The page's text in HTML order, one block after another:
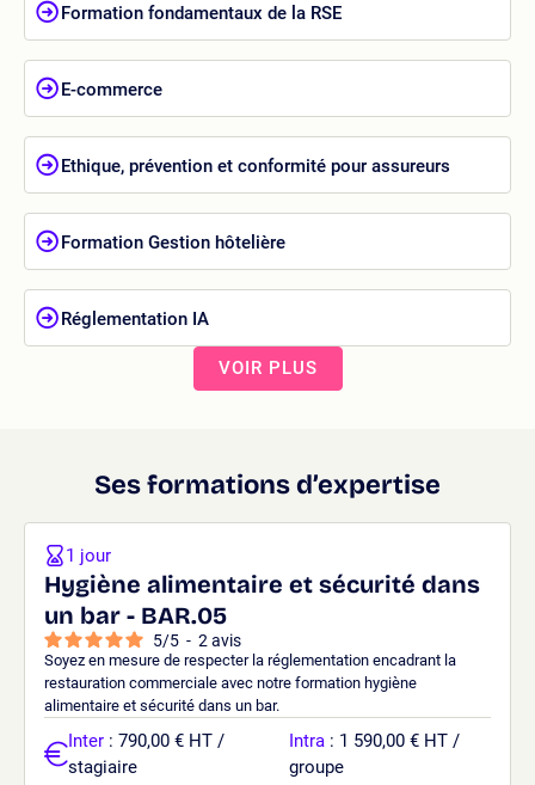
Formation fondamentaux de la RSE
E-commerce
Ethique, prévention et conformité pour assureurs
Formation Gestion hôtelière
Réglementation IA
VOIR PLUS
Ses formations d’expertise
Hygiène alimentaire et sécurité dans
un bar - BAR.05
5/5 - 2 avis
Soyez en mesure de respecter la réglementation encadrant la
restauration commerciale avec notre formation hygiène
alimentaire et sécurité dans un bar.
1 jour
Inter : 790,00 € HT /
stagiaire
Intra : 1 590,00 € HT /
groupe